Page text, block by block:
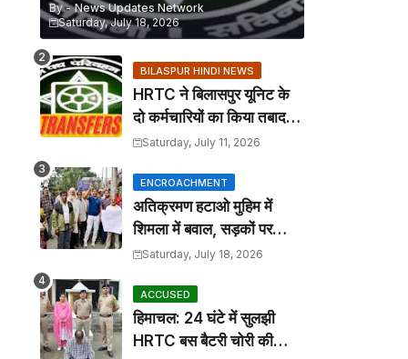
By - News Updates Network
Saturday, July 18, 2026
BILASPUR HINDI NEWS
HRTC ने बिलासपुर यूनिट के
दो कर्मचारियों का किया तबादला,
कार्यालय आदेश जारी
Saturday, July 11, 2026
ENCROACHMENT
अतिक्रमण हटाओ मुहिम में
शिमला में बवाल, सड़कों पर
कटोरा लेकर उतरे तहबाजारी
Saturday, July 18, 2026
ACCUSED
हिमाचल: 24 घंटे में सुलझी
HRTC बस बैटरी चोरी की